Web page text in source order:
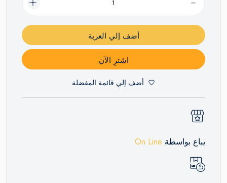
أضف إلي العربة
اشترِ الآن
أضف إلي قائمة المفضلة
يباع بواسطة On Line